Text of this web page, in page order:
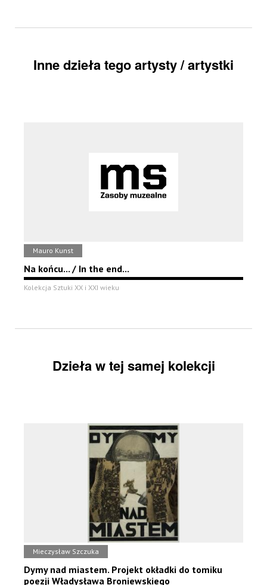
Inne dzieła tego artysty / artystki
Mauro Kunst
Na końcu... / In the end...
Kolekcja Sztuki XX i XXI wieku
Dzieła w tej samej kolekcji
Mieczysław Szczuka
Dymy nad miastem. Projekt okładki do tomiku
poezji Władysława Broniewskiego